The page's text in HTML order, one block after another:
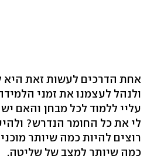
אחת הדרכים לעשות זאת היא
ולנהל לעצמנו את זמני
עליי ללמוד לכל מבחן והאם
לי את כל החומר הנדרש?
רוצים להיות כמה שיותר
כמה שיותר למצב של שליטה.